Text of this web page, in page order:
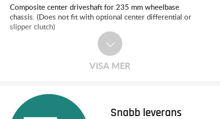
Composite center driveshaft for 235 mm wheelbase
chassis. (Does not fit with optional center differential or
slipper clutch)
VISA MER
Snabb leverans